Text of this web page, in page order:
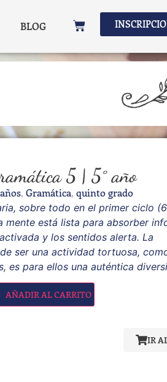
BLOG
5 | 5° año
, Gramática, quinto grado
sobre todo en el primer ciclo
mente está lista para absorber
y los sentidos alerta. La
ser una actividad tortuosa,
es para ellos una auténtica
AÑADIR AL CARRITO
IR